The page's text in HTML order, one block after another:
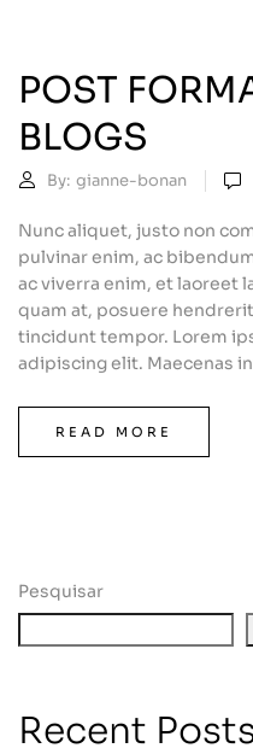
Pesquisar
Recent
POST
BLOGS
By: gianne-bonan
Nunc aliquet, justo non
pulvinar enim, ac
ac viverra enim, et laoreet
quam at, posuere
tincidunt tempor. Lorem
adipiscing elit. Maecenas
READ MORE